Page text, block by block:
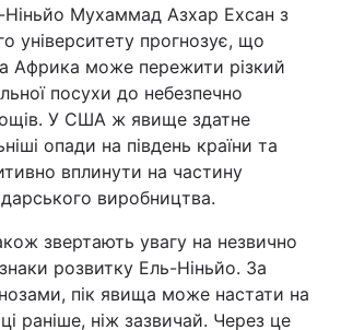
Ніньйо Мухаммад Азхар Ехсан з
університету прогнозує, що
Африка може пережити різкий
посухи до небезпечно
У США ж явище здатне
опади на південь країни та
вплинути на частину
виробництва.
звертають увагу на незвично
розвитку Ель-Ніньйо. За
пік явища може настати на
раніше, ніж зазвичай. Через це